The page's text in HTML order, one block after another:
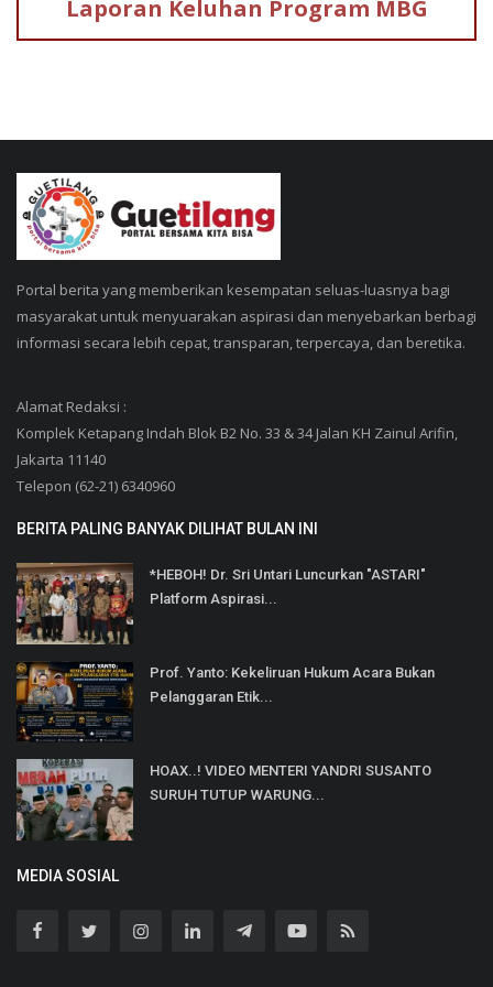
Laporan Keluhan Program MBG
Portal berita yang memberikan kesempatan seluas-luasnya bagi
masyarakat untuk menyuarakan aspirasi dan menyebarkan berbagi
informasi secara lebih cepat, transparan, terpercaya, dan beretika.
Alamat Redaksi :
Komplek Ketapang Indah Blok B2 No. 33 & 34 Jalan KH Zainul Arifin,
Jakarta 11140
Telepon (62-21) 6340960
BERITA PALING BANYAK DILIHAT BULAN INI
*HEBOH! Dr. Sri Untari Luncurkan "ASTARI"
Platform Aspirasi...
Prof. Yanto: Kekeliruan Hukum Acara Bukan
Pelanggaran Etik...
HOAX..! VIDEO MENTERI YANDRI SUSANTO
SURUH TUTUP WARUNG...
MEDIA SOSIAL